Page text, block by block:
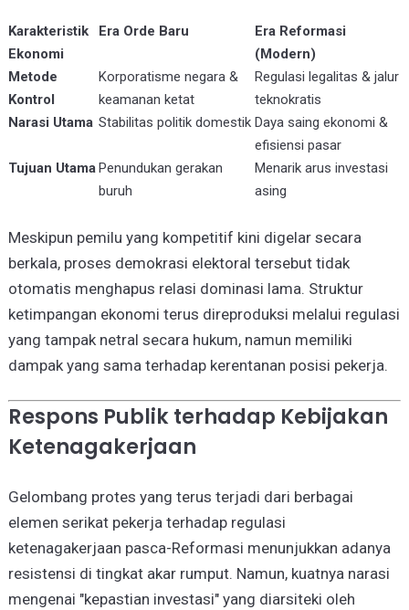
Karakteristik
Ekonomi
Era Orde Baru
Era Reformasi
(Modern)
Metode
Kontrol
Korporatisme negara &
keamanan ketat
Regulasi legalitas & jalur
teknokratis
Narasi Utama Stabilitas politik domestik Daya saing ekonomi &
efisiensi pasar
Tujuan Utama Penundukan gerakan
buruh
Menarik arus investasi
asing
Meskipun pemilu yang kompetitif kini digelar secara
berkala, proses demokrasi elektoral tersebut tidak
otomatis menghapus relasi dominasi lama. Struktur
ketimpangan ekonomi terus direproduksi melalui regulasi
yang tampak netral secara hukum, namun memiliki
dampak yang sama terhadap kerentanan posisi pekerja.
Respons Publik terhadap Kebijakan
Ketenagakerjaan
Gelombang protes yang terus terjadi dari berbagai
elemen serikat pekerja terhadap regulasi
ketenagakerjaan pasca-Reformasi menunjukkan adanya
resistensi di tingkat akar rumput. Namun, kuatnya narasi
mengenai "kepastian investasi" yang diarsiteki oleh